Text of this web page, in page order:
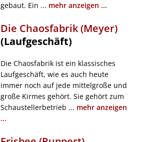
gebaut. Ein ... mehr anzeigen ...
Die Chaosfabrik (Meyer)
(Laufgeschäft)
Die Chaosfabrik ist ein klassisches
Laufgeschäft, wie es auch heute
immer noch auf jede mittelgroße und
große Kirmes gehört. Sie gehört zum
Schaustellerbetrieb ... mehr anzeigen
...